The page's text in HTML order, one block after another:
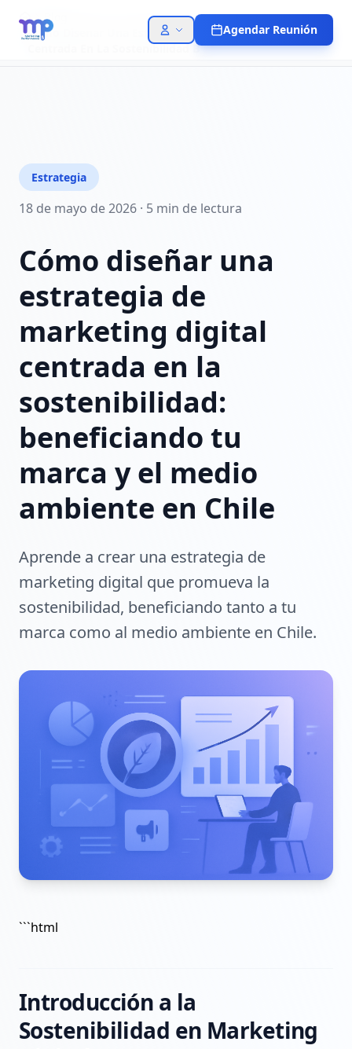
Blog
Como Disenar Una Estrategia De Marketing Digital
Centrada En La Sostenibilidad B
Agendar Reunión
Estrategia
18 de mayo de 2026 · 5 min de lectura
Cómo diseñar una
estrategia de
marketing digital
centrada en la
sostenibilidad:
beneficiando tu
marca y el medio
ambiente en Chile
Aprende a crear una estrategia de
marketing digital que promueva la
sostenibilidad, beneficiando tanto a tu
marca como al medio ambiente en Chile.
```html
Introducción a la
Sostenibilidad en Marketing